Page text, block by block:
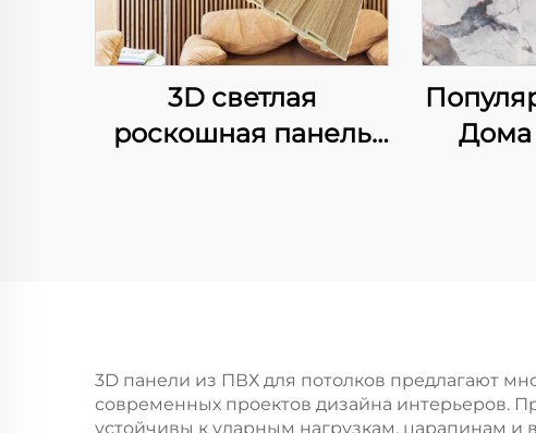
3D светлая
роскошная панель
стен в гостиной
Дома
3D панели из ПВХ для потолков предлагают
современных проектов дизайна интерьеров.
устойчивы к ударным нагрузкам, царапинам